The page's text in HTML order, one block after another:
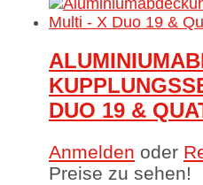
DUO 19 &
Anmelden oder
Preise zu sehen!